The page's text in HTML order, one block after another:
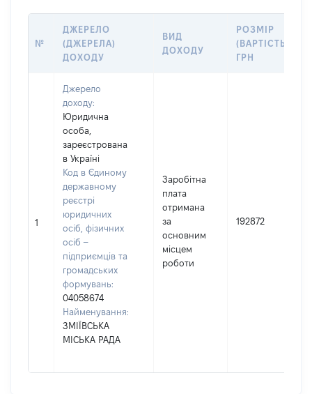
№
ДЖЕРЕЛО
(ДЖЕРЕЛА)
ДОХОДУ
ВИД
ДОХОДУ
РОЗМІР
(ВАРТІСТЬ),
ГРН
1
Джерело
доходу:
Юридична
особа,
зареєстрована
в Україні
Код в Єдиному
державному
реєстрі
юридичних
осіб, фізичних
осіб –
підприємців та
громадських
формувань:
04058674
Найменування:
ЗМІЇВСЬКА
МІСЬКА РАДА
Заробітна
плата
отримана
за
основним
місцем
роботи
192872